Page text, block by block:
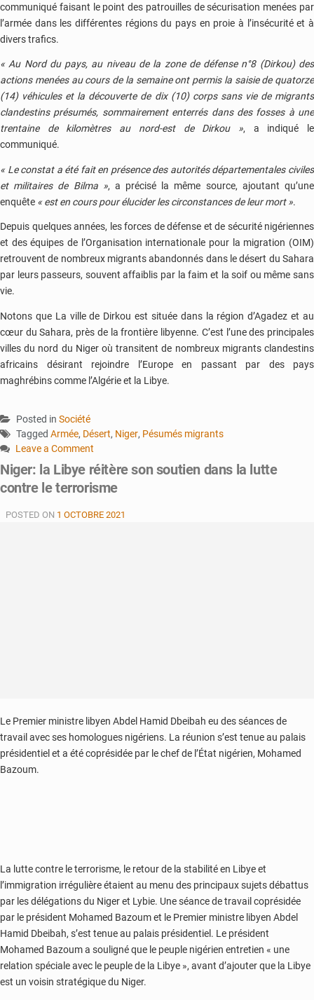
communiqué faisant le point des patrouilles de sécurisation menées par
l’armée dans les différentes régions du pays en proie à l’insécurité et à
divers trafics.
« Au Nord du pays, au niveau de la zone de défense n°8 (Dirkou) des
actions menées au cours de la semaine ont permis la saisie de quatorze
(14) véhicules et la découverte de dix (10) corps sans vie de migrants
clandestins présumés, sommairement enterrés dans des fosses à une
trentaine de kilomètres au nord-est de Dirkou », a indiqué le
communiqué.
« Le constat a été fait en présence des autorités départementales civiles
et militaires de Bilma », a précisé la même source, ajoutant qu’une
enquête « est en cours pour élucider les circonstances de leur mort ».
Depuis quelques années, les forces de défense et de sécurité nigériennes
et des équipes de l’Organisation internationale pour la migration (OIM)
retrouvent de nombreux migrants abandonnés dans le désert du Sahara
par leurs passeurs, souvent affaiblis par la faim et la soif ou même sans
vie.
Notons que La ville de Dirkou est située dans la région d’Agadez et au
cœur du Sahara, près de la frontière libyenne. C’est l’une des principales
villes du nord du Niger où transitent de nombreux migrants clandestins
africains désirant rejoindre l’Europe en passant par des pays
maghrébins comme l’Algérie et la Libye.
Posted in Société
Tagged Armée, Désert, Niger, Pésumés migrants
Leave a Comment
Niger
:
corps
Niger: la Libye réitère son soutien dans la lutte
contre le terrorisme
POSTED ON 1 OCTOBRE 2021
Le Premier ministre libyen Abdel Hamid Dbeibah eu des séances de
travail avec ses homologues nigériens. La réunion s’est tenue au palais
présidentiel et a été coprésidée par le chef de l’État nigérien, Mohamed
Bazoum.
La lutte contre le terrorisme, le retour de la stabilité en Libye et
l’immigration irrégulière étaient au menu des principaux sujets débattus
par les délégations du Niger et Lybie. Une séance de travail coprésidée
par le président Mohamed Bazoum et le Premier ministre libyen Abdel
Hamid Dbeibah, s’est tenue au palais présidentiel. Le président
Mohamed Bazoum a souligné que le peuple nigérien entretien « une
relation spéciale avec le peuple de la Libye », avant d’ajouter que la Libye
est un voisin stratégique du Niger.